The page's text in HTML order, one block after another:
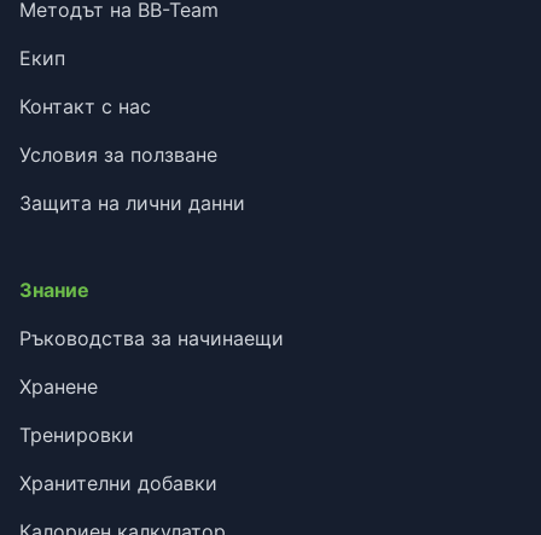
Методът на BB-Team
Екип
Контакт с нас
Условия за ползване
Защита на лични данни
Знание
Ръководства за начинаещи
Хранене
Тренировки
Хранителни добавки